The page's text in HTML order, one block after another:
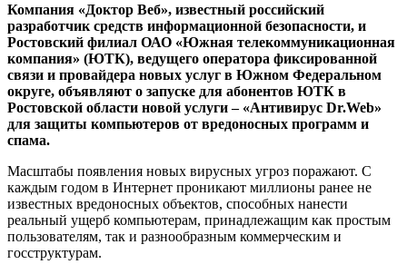
Компания «Доктор Веб», известный российский
разработчик средств информационной безопасности, и
Ростовский филиал ОАО «Южная телекоммуникационная
компания» (ЮТК), ведущего оператора фиксированной
связи и провайдера новых услуг в Южном Федеральном
округе, объявляют о запуске для абонентов ЮТК в
Ростовской области новой услуги – «Антивирус Dr.Web»
для защиты компьютеров от вредоносных программ и
спама.
Масштабы появления новых вирусных угроз поражают. С
каждым годом в Интернет проникают миллионы ранее не
известных вредоносных объектов, способных нанести
реальный ущерб компьютерам, принадлежащим как простым
пользователям, так и разнообразным коммерческим и
госструктурам.